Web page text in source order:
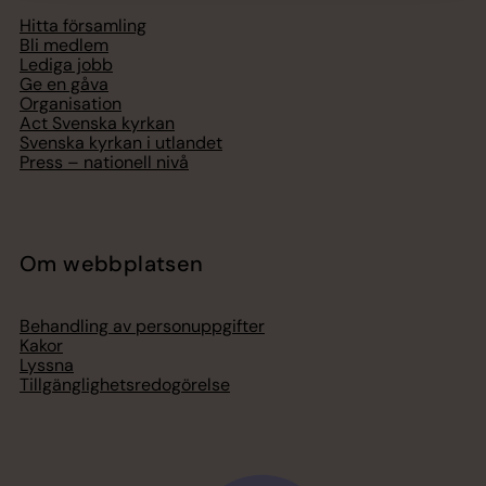
Hitta församling
Bli medlem
Lediga jobb
Ge en gåva
Organisation
Act Svenska kyrkan
Svenska kyrkan i utlandet
Press – nationell nivå
Om webbplatsen
Behandling av personuppgifter
Kakor
Lyssna
Tillgänglighetsredogörelse